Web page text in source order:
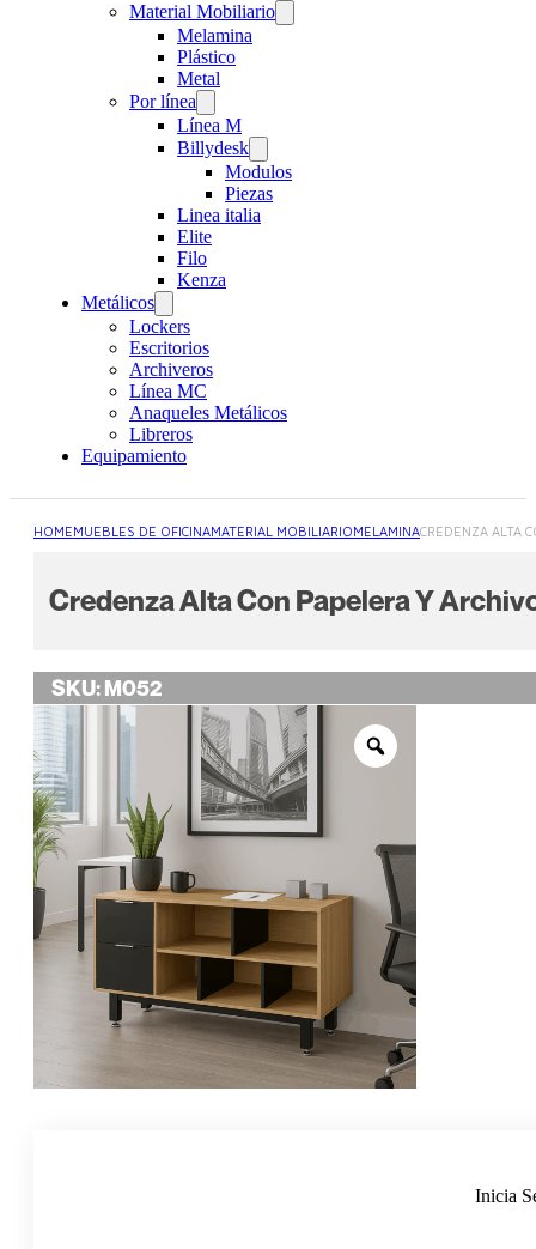
Material Mobiliario
Melamina
Plástico
Metal
Por línea
Línea M
Billydesk
Modulos
Piezas
Linea italia
Elite
Filo
Kenza
Metálicos
Lockers
Escritorios
Archiveros
Línea MC
Anaqueles Metálicos
Libreros
Equipamiento
HOMEMUEBLES DE OFICINAMATERIAL MOBILIARIOMELAMINACREDENZA ALTA
Credenza Alta Con Papelera Y
SKU:M052
Inicia